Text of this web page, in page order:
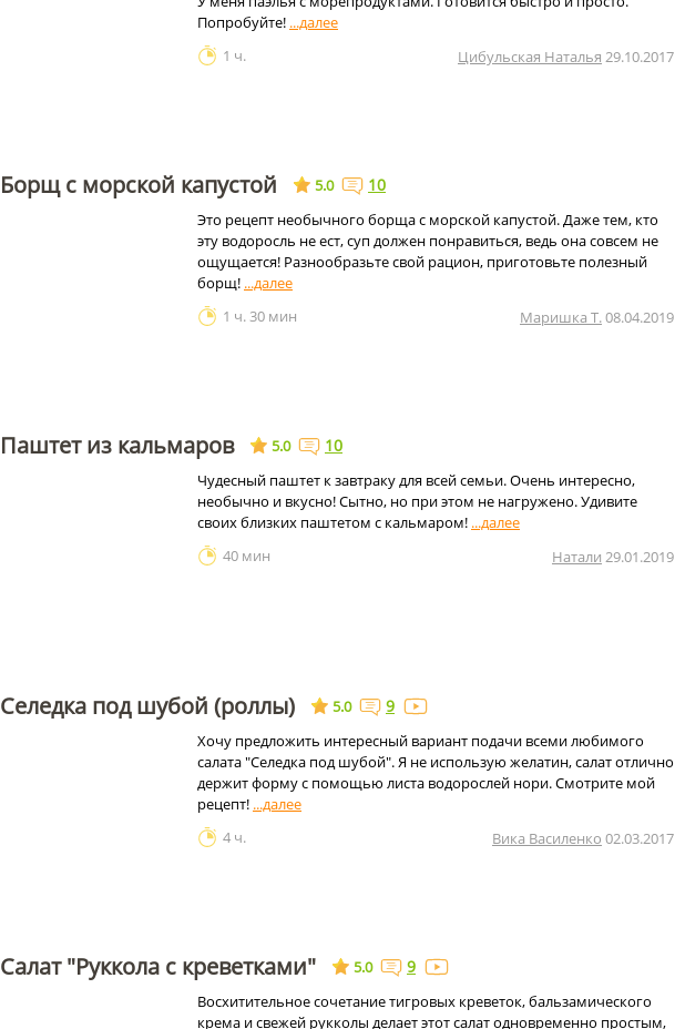
Попробуйте!
1 ч.
Цибульская Наталья 29.10.2017
Борщ с морской капустой 5.0 10
Это рецепт необычного борща с морской капустой. Даже тем, кто
эту водоросль не ест, суп должен понравиться, ведь она совсем не
ощущается! Разнообразьте свой рацион, приготовьте полезный
борщ!
1 ч. 30 мин
Маришка Т.08.04.2019
Паштет из кальмаров 5.0 10
Чудесный паштет к завтраку для всей семьи. Очень интересно,
необычно и вкусно! Сытно, но при этом не нагружено. Удивите
своих близких паштетом с кальмаром!
40 мин
Натали 29.01.2019
Селедка под шубой (роллы) 5.0 9
Хочу предложить интересный вариант подачи всеми любимого
салата "Селедка под шубой". Я не использую желатин, салат отлично
держит форму с помощью листа водорослей нори. Смотрите мой
рецепт!
4 ч.
Вика Василенко 02.03.2017
Салат "Руккола с креветками" 5.0 9
Восхитительное сочетание тигровых креветок, бальзамического
крема и свежей рукколы делает этот салат одновременно простым,